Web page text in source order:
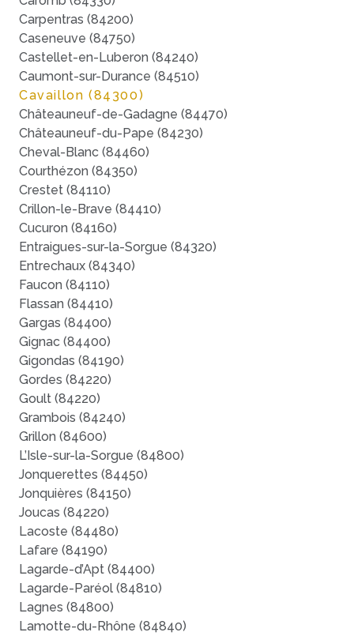
Carpentras (84200)
Caseneuve (84750)
Castellet-en-Luberon (84240)
Caumont-sur-Durance (84510)
Cavaillon (84300)
Châteauneuf-de-Gadagne (84470)
Châteauneuf-du-Pape (84230)
Cheval-Blanc (84460)
Courthézon (84350)
Crestet (84110)
Crillon-le-Brave (84410)
Cucuron (84160)
Entraigues-sur-la-Sorgue (84320)
Entrechaux (84340)
Faucon (84110)
Flassan (84410)
Gargas (84400)
Gignac (84400)
Gigondas (84190)
Gordes (84220)
Goult (84220)
Grambois (84240)
Grillon (84600)
L’Isle-sur-la-Sorgue (84800)
Jonquerettes (84450)
Jonquières (84150)
Joucas (84220)
Lacoste (84480)
Lafare (84190)
Lagarde-d’Apt (84400)
Lagarde-Paréol (84810)
Lagnes (84800)
Lamotte-du-Rhône (84840)